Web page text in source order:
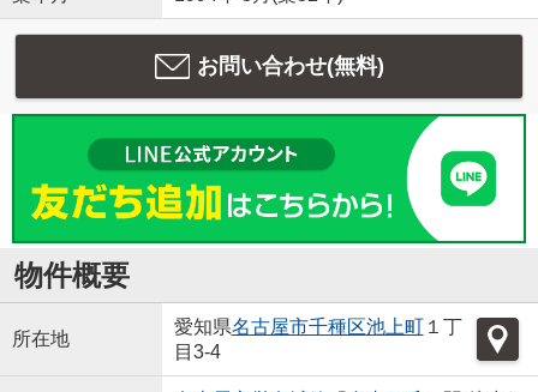
お問い合わせ(無料)
物件概要
所在地
愛知県名古屋市千種区池上町１丁
目3-4